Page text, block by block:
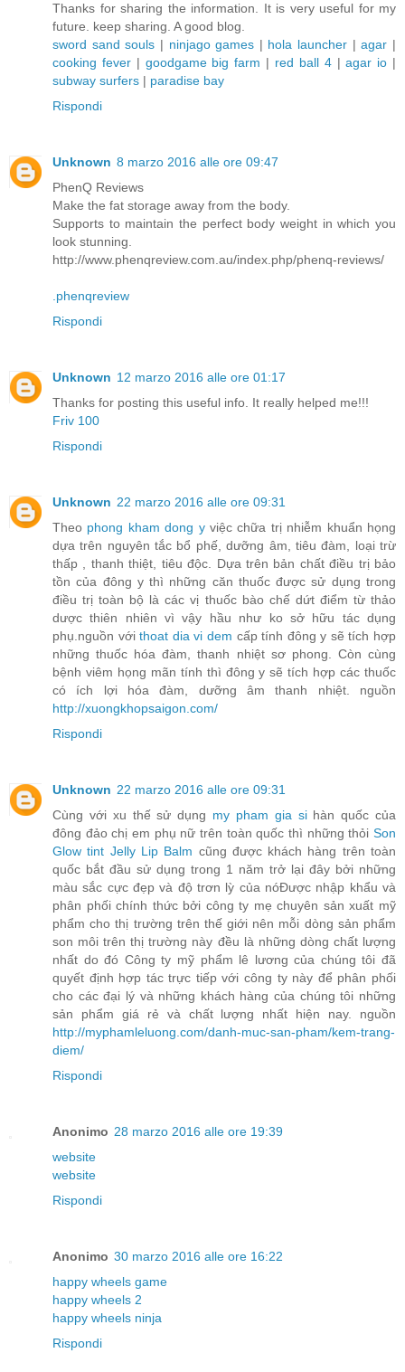
Thanks for sharing the information. It is very useful for my
future. keep sharing. A good blog.
sword sand souls | ninjago games | hola launcher |agar |
cooking fever| goodgame big farm | red ball 4|agar io |
subway surfers | paradise bay
Rispondi
Unknown 8 marzo 2016 alle ore 09:47
PhenQ Reviews
Make the fat storage away from the body.
Supports to maintain the perfect body weight in which you
look stunning.
http://www.phenqreview.com.au/index.php/phenq-reviews/
.phenqreview
Rispondi
Unknown 12 marzo 2016 alle ore 01:17
Thanks for posting this useful info. It really helped me!!!
Friv 100
Rispondi
Unknown 22 marzo 2016 alle ore 09:31
Theo phong kham dong yviệc chữa trị nhiễm khuẩn họng
dựa trên nguyên tắc bổ phế, dưỡng âm, tiêu đàm, loại trừ
thấp , thanh thiệt, tiêu độc. Dựa trên bản chất điều trị bảo
tồn của đông y thì những căn thuốc được sử dụng trong
điều trị toàn bộ là các vị thuốc bào chế dứt điểm từ thảo
dược thiên nhiên vì vậy hầu như ko sở hữu tác dụng
phụ.nguồn vớithoat dia vi dem cấp tính đông y sẽ tích hợp
những thuốc hóa đàm, thanh nhiệt sơ phong. Còn cùng
bệnh viêm họng mãn tính thì đông y sẽ tích hợp các thuốc
có ích lợi hóa đàm, dưỡng âm thanh nhiệt. nguồn
http://xuongkhopsaigon.com/
Rispondi
Unknown 22 marzo 2016 alle ore 09:31
Cùng với xu thế sử dụng my pham gia sihàn quốc của
đông đảo chị em phụ nữ trên toàn quốc thì những thỏi Son
Glow tint Jelly Lip Balm cũng được khách hàng trên toàn
quốc bắt đầu sử dụng trong 1 năm trở lại đây bởi những
màu sắc cực đẹp và độ trơn lỳ của nóĐược nhập khẩu và
phân phối chính thức bởi công ty mẹ chuyên sản xuất mỹ
phẩm cho thị trường trên thế giới nên mỗi dòng sản phẩm
son môi trên thị trường này đều là những dòng chất lượng
nhất do đó Công ty mỹ phẩm lê lương của chúng tôi đã
quyết định hợp tác trực tiếp với công ty này để phân phối
cho các đại lý và những khách hàng của chúng tôi những
sản phẩm giá rẻ và chất lượng nhất hiện nay. nguồn
http://myphamleluong.com/danh-muc-san-pham/kem-trang-
diem/
Rispondi
Anonimo 28 marzo 2016 alle ore 19:39
website
website
Rispondi
Anonimo 30 marzo 2016 alle ore 16:22
happy wheels game
happy wheels 2
happy wheels ninja
Rispondi